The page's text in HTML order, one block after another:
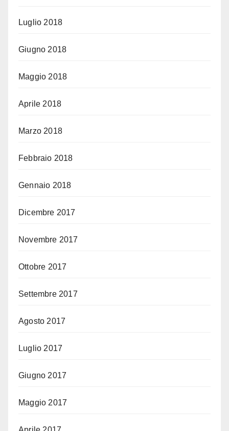
Luglio 2018
Giugno 2018
Maggio 2018
Aprile 2018
Marzo 2018
Febbraio 2018
Gennaio 2018
Dicembre 2017
Novembre 2017
Ottobre 2017
Settembre 2017
Agosto 2017
Luglio 2017
Giugno 2017
Maggio 2017